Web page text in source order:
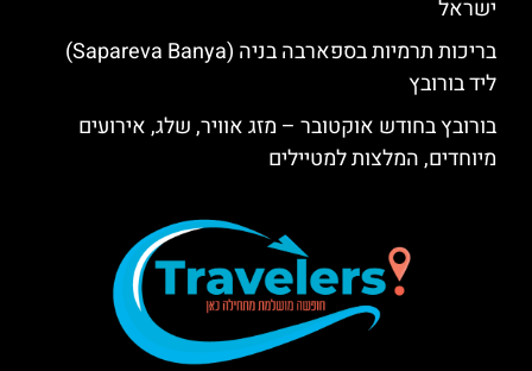
ישראל
בריכות תרמיות בספארבה בניה (Sapareva Banya)
ליד בורובץ
בורובץ בחודש אוקטובר – מזג אוויר, שלג, אירועים
מיוחדים, המלצות למטיילים